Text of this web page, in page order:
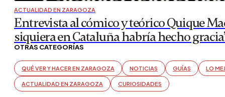
ACTUALIDAD EN ZARAGOZA
Entrevista al cómico y teórico Quique
siquiera en Cataluña habría hecho
OTRAS CATEGORÍAS
QUÉ VER Y HACER EN ZARAGOZA NOTICIAS GUÍAS LO
ACTUALIDAD EN ZARAGOZA CURIOSIDADES